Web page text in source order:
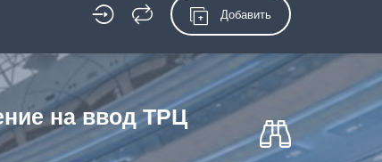
Добавить
на ввод ТРЦ